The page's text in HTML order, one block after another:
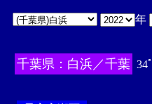
年
千葉県：白浜／千葉 34